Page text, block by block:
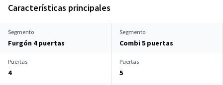
Características principales
Segmento
Furgón 4 puertas
Segmento
Combi 5 puertas
Puertas
4
Puertas
5